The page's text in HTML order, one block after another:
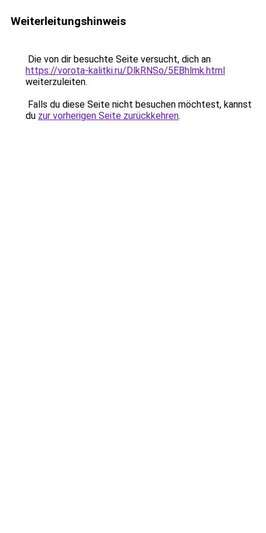
Weiterleitungshinweis
Die von dir besuchte Seite versucht, dich an
https://vorota-kalitki.ru/DlkRNSo/5EBhlmk.html
weiterzuleiten.
Falls du diese Seite nicht besuchen möchtest, kannst
du zur vorherigen Seite zurückkehren.